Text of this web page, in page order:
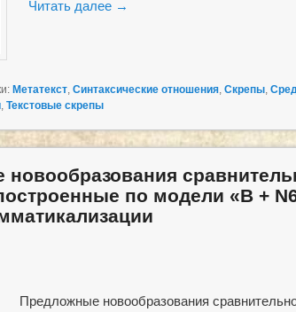
Читать далее →
Метатекст, Синтаксические отношения, Скрепы,
, Текстовые скрепы
по модели «В +
Предложные новообразования